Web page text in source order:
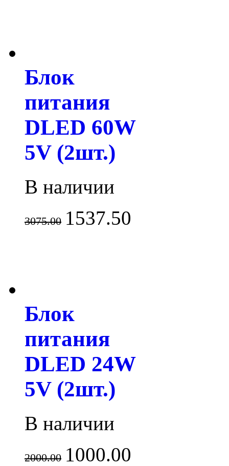
Блок
питания
DLED 60W
5V (2шт.)
В наличии
3075.00 1537.50
Блок
питания
DLED 24W
5V (2шт.)
В наличии
2000.00 1000.00